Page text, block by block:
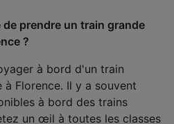
prendre un train grande
?
à bord d'un train
Florence. Il y a souvent
à bord des trains
un œil à toutes les classes